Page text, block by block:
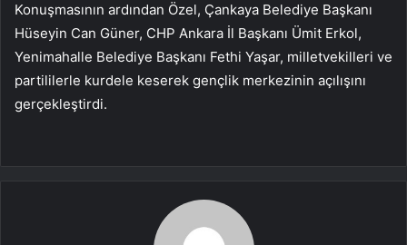
Konuşmasının ardından Özel, Çankaya Belediye Başkanı
Hüseyin Can Güner, CHP Ankara İl Başkanı Ümit Erkol,
Yenimahalle Belediye Başkanı Fethi Yaşar, milletvekilleri ve
partililerle kurdele keserek gençlik merkezinin açılışını
gerçekleştirdi.